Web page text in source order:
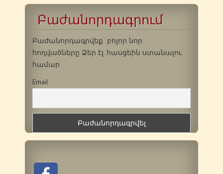
Բաժանորդագրում
Բաժանորդագրվեք` բոլոր նոր
հոդվածները Ձեր էլ. հասցեին ստանալու
համար
Email